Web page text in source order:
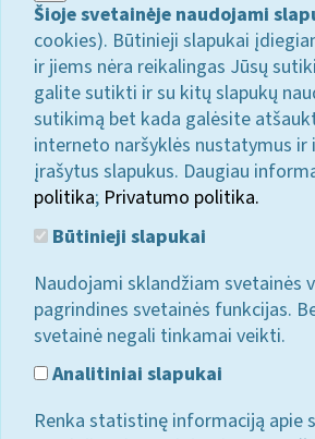
Šioje svetainėje naudojami
cookies). Būtinieji slapukai
ir jiems nėra reikalingas Jūsų
galite sutikti ir su kitų slapukų
sutikimą bet kada galėsite
interneto naršyklės nustatymus ir
įrašytus slapukus. Daugiau
politika; Privatumo politika.
Būtinieji slapukai
Naudojami sklandžiam svetainės
pagrindines svetainės funkcijas.
svetainė negali tinkamai veikti.
Analitiniai slapukai
Renka statistinę informaciją apie